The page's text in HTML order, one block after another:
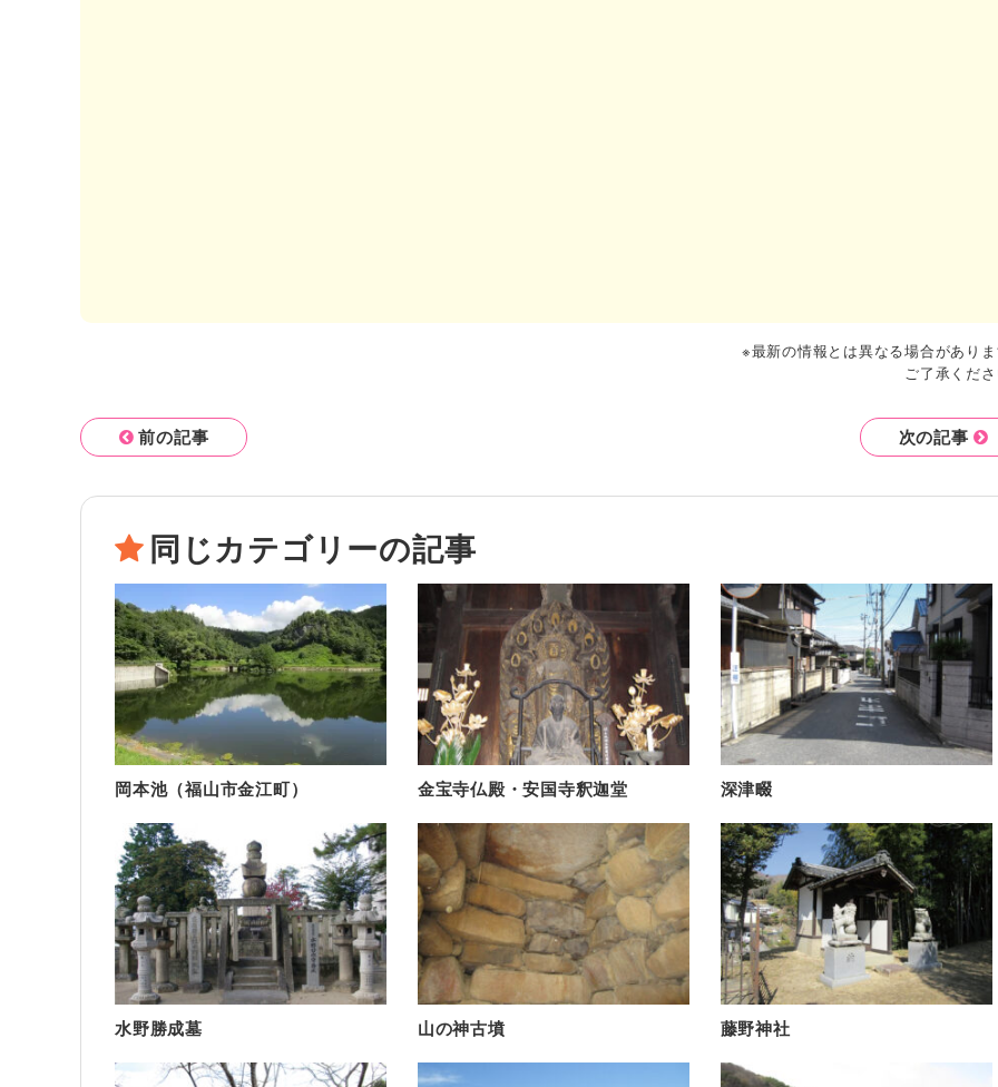
※最新の情報とは異なる場合がありま
ご了承くださ
前の記事 次の記事
同じカテゴリーの記事
岡本池（福山市金江町） 金宝寺仏殿・安国寺釈迦堂 深津畷
水野勝成墓 山の神古墳 藤野神社